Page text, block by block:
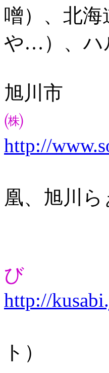
噌）、北
や…）、ハ
旭川市
㈱
http://
あなた
凰、旭川
び
http://
くさび
ト）